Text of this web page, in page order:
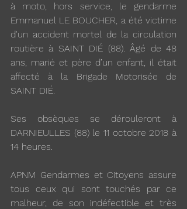
à moto, hors service, le gendarme
Emmanuel LE BOUCHER, a été victime
d'un accident mortel de la circulation
routière à SAINT DIÉ (88). Âgé de 48
ans, marié et père d’un enfant, il était
affecté à la Brigade Motorisée de
SAINT DIÉ.
Ses obsèques se dérouleront à
DARNIEULLES (88) le 11 octobre 2018 à
14 heures.
APNM Gendarmes et Citoyens assure
tous ceux qui sont touchés par ce
malheur, de son indéfectible et très